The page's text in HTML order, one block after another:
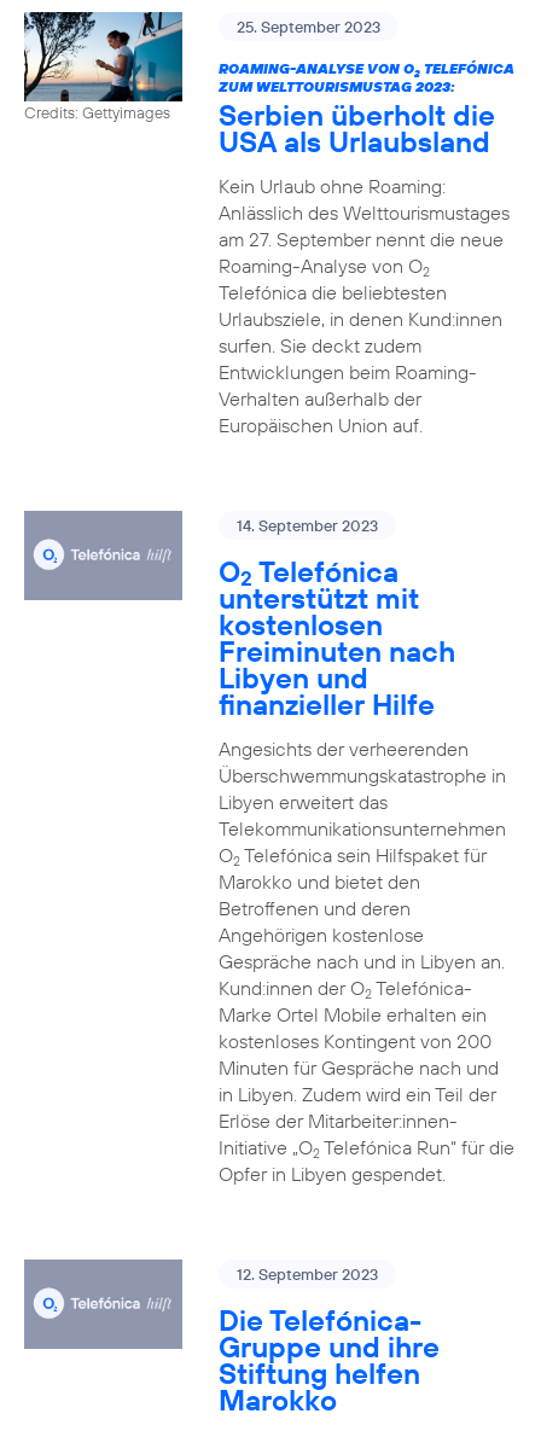
Credits: Gettyimages
25. September 2023
ROAMING-ANALYSE VON O2TELEFÓNICA
ZUM WELTTOURISMUSTAG 2023:
Serbien überholt die
USA als Urlaubsland
Kein Urlaub ohne Roaming:
Anlässlich des Welttourismustages
am 27. September nennt die neue
Roaming-Analyse von O2
Telefónica die beliebtesten
Urlaubsziele, in denen Kund:innen
surfen. Sie deckt zudem
Entwicklungen beim Roaming-
Verhalten außerhalb der
Europäischen Union auf.
14. September 2023
O2 Telefónica
unterstützt mit
kostenlosen
Freiminuten nach
Libyen und
finanzieller Hilfe
Angesichts der verheerenden
Überschwemmungskatastrophe in
Libyen erweitert das
Telekommunikationsunternehmen
O2Telefónica sein Hilfspaket für
Marokko und bietet den
Betroffenen und deren
Angehörigen kostenlose
Gespräche nach und in Libyen an.
Kund:innen der O2Telefónica-
Marke Ortel Mobile erhalten ein
kostenloses Kontingent von 200
Minuten für Gespräche nach und
in Libyen. Zudem wird ein Teil der
Erlöse der Mitarbeiter:innen-
Initiative „O2Telefónica Run“ für die
Opfer in Libyen gespendet.
12. September 2023
Die Telefónica-
Gruppe und ihre
Stiftung helfen
Marokko